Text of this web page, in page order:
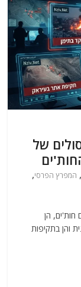
של
, המפרץ הפרסי,
חות'ים, הן
והן בתקיפות